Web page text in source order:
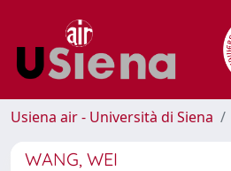
Usiena air - Università di Siena
WANG, WEI